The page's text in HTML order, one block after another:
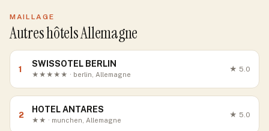
MAILLAGE
Autres hôtels Allemagne
1
SWISSOTEL BERLIN
★★★★★ · berlin, Allemagne
★ 5.0
2
HOTEL ANTARES
★★ · munchen, Allemagne
★ 5.0